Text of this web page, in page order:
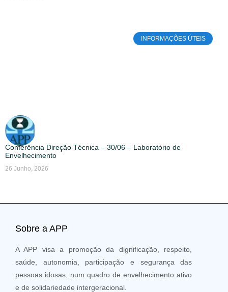
INFORMAÇÕES ÚTEIS
Conferência Direção Técnica – 30/06 – Laboratório de
Envelhecimento
26 Junho, 2026
Sobre a APP
A APP visa a promoção da dignificação, respeito,
saúde, autonomia, participação e segurança das
pessoas idosas, num quadro de envelhecimento ativo
e de solidariedade intergeracional.